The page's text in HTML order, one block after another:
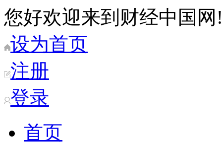
您好欢迎来到财经中国网
设为首页
注册
登录
首页